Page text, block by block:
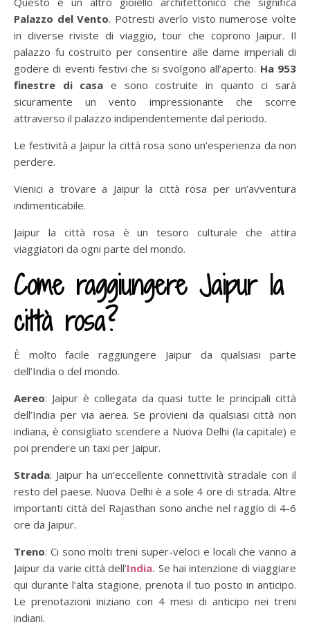
Palazzo del Vento. Potresti averlo visto numerose volte
in diverse riviste di viaggio, tour che coprono Jaipur. Il
palazzo fu costruito per consentire alle dame imperiali di
godere di eventi festivi che si svolgono all’aperto. Ha 953
finestre di casa e sono costruite in quanto ci sarà
sicuramente un vento impressionante che scorre
attraverso il palazzo indipendentemente dal periodo.
Le festività a Jaipur la città rosa sono un’esperienza da non
perdere.
Vienici a trovare a Jaipur la città rosa per un’avventura
indimenticabile.
Jaipur la città rosa è un tesoro culturale che attira
viaggiatori da ogni parte del mondo.
Come raggiungere Jaipur la
città rosa?
È molto facile raggiungere Jaipur da qualsiasi parte
dell’India o del mondo.
Aereo: Jaipur è collegata da quasi tutte le principali città
dell’India per via aerea. Se provieni da qualsiasi città non
indiana, è consigliato scendere a Nuova Delhi (la capitale) e
poi prendere un taxi per Jaipur.
Strada: Jaipur ha un’eccellente connettività stradale con il
resto del paese. Nuova Delhi è a sole 4 ore di strada. Altre
importanti città del Rajasthan sono anche nel raggio di 4-6
ore da Jaipur.
Treno: Ci sono molti treni super-veloci e locali che vanno a
Jaipur da varie città dell’India. Se hai intenzione di viaggiare
qui durante l’alta stagione, prenota il tuo posto in anticipo.
Le prenotazioni iniziano con 4 mesi di anticipo nei treni
indiani.